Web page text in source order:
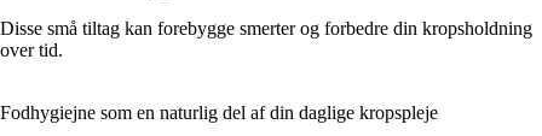
Disse små tiltag kan forebygge smerter og forbedre din kropsholdning
over tid.
Fodhygiejne som en naturlig del af din daglige kropspleje